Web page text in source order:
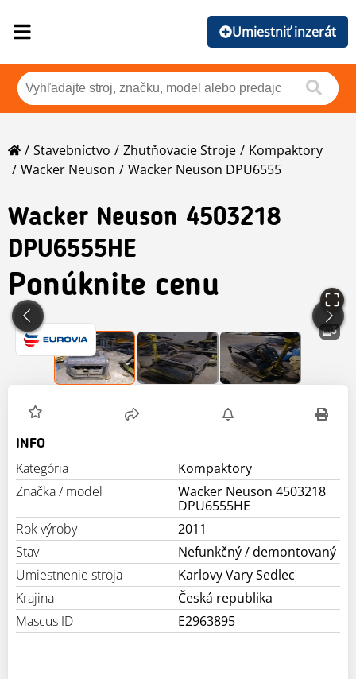
Umiestniť inzerát
Stavebníctvo Zhutňovacie Stroje
Kompaktory
Wacker Neuson
Wacker Neuson DPU6555
Wacker Neuson 4503218
DPU6555HE
Ponúknite cenu
3
INFO
Kategória
Kompaktory
Značka / model
Wacker Neuson 4503218
DPU6555HE
Rok výroby
2011
Stav
Nefunkčný / demontovaný
Umiestnenie stroja
Karlovy Vary Sedlec
Krajina
Česká republika
Mascus ID
E2963895